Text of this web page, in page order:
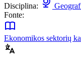
Disciplina:
Fonte:
Ekonomikos sektorių